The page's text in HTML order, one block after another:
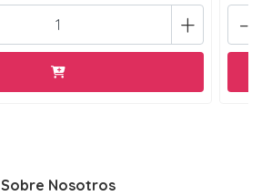
+ -
Sobre Nosotros